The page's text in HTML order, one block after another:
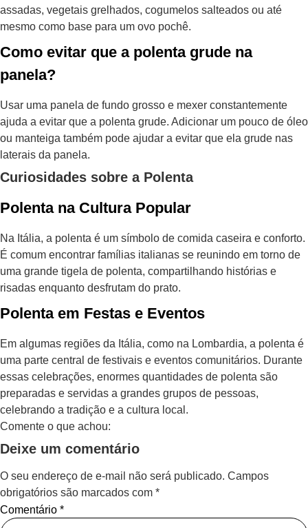
assadas, vegetais grelhados, cogumelos salteados ou até
mesmo como base para um ovo pochê.
Como evitar que a polenta grude na
panela?
Usar uma panela de fundo grosso e mexer constantemente
ajuda a evitar que a polenta grude. Adicionar um pouco de óleo
ou manteiga também pode ajudar a evitar que ela grude nas
laterais da panela.
Curiosidades sobre a Polenta
Polenta na Cultura Popular
Na Itália, a polenta é um símbolo de comida caseira e conforto.
É comum encontrar famílias italianas se reunindo em torno de
uma grande tigela de polenta, compartilhando histórias e
risadas enquanto desfrutam do prato.
Polenta em Festas e Eventos
Em algumas regiões da Itália, como na Lombardia, a polenta é
uma parte central de festivais e eventos comunitários. Durante
essas celebrações, enormes quantidades de polenta são
preparadas e servidas a grandes grupos de pessoas,
celebrando a tradição e a cultura local.
Comente o que achou:
Deixe um comentário
O seu endereço de e-mail não será publicado. Campos
obrigatórios são marcados com *
Comentário *